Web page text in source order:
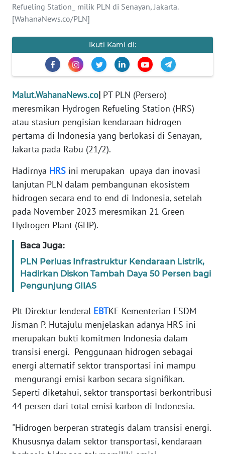
Refueling Station_ milik PLN di Senayan, Jakarta.
[WahanaNews.co/PLN]
Ikuti Kami di:
Malut.WahanaNews.co| PT PLN (Persero)
meresmikan Hydrogen Refueling Station (HRS)
atau stasiun pengisian kendaraan hidrogen
pertama di Indonesia yang berlokasi di Senayan,
Jakarta pada Rabu (21/2).
Hadirnya HRS ini merupakan upaya dan inovasi
lanjutan PLN dalam pembangunan ekosistem
hidrogen secara end to end di Indonesia, setelah
pada November 2023 meresmikan 21 Green
Hydrogen Plant (GHP).
Baca Juga:
PLN Perluas Infrastruktur Kendaraan Listrik,
Hadirkan Diskon Tambah Daya 50 Persen bagi
Pengunjung GIIAS
Plt Direktur Jenderal EBTKE Kementerian ESDM
Jisman P. Hutajulu menjelaskan adanya HRS ini
merupakan bukti komitmen Indonesia dalam
transisi energi. Penggunaan hidrogen sebagai
energi alternatif sektor transportasi ini mampu
mengurangi emisi karbon secara signifikan.
Seperti diketahui, sektor transportasi berkontribusi
44 persen dari total emisi karbon di Indonesia.
"Hidrogen berperan strategis dalam transisi energi.
Khususnya dalam sektor transportasi, kendaraan
PEDOMAN
SIBER
KARIR
DISCLAIMER
Wahana
News
WN
SUMUT
WN
WN
JABAR
BANTEN
WN
NTT
WN
KEPRI
WN
PAPUA
WN